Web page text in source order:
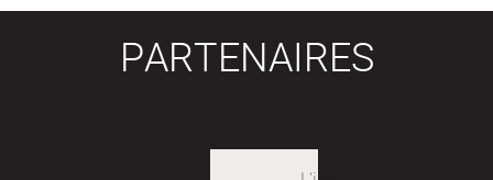
PARTENAIRES